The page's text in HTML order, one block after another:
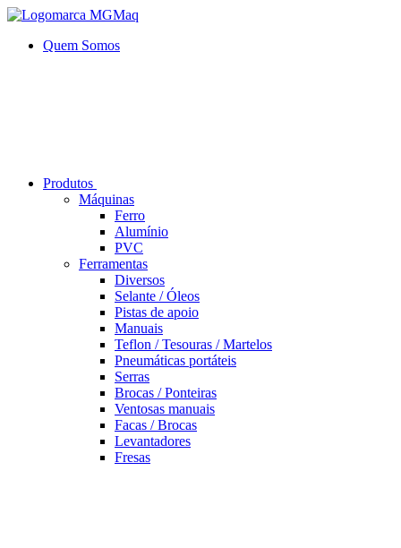
Quem Somos
Produtos
Máquinas
Ferro
Alumí­nio
PVC
Ferramentas
Diversos
Selante / Óleos
Pistas de apoio
Manuais
Teflon / Tesouras / Martelos
Pneumáticas portáteis
Serras
Brocas / Ponteiras
Ventosas manuais
Facas / Brocas
Levantadores
Fresas